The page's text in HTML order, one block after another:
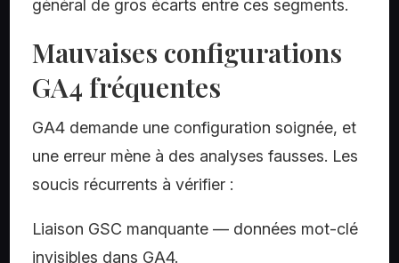
général de gros écarts entre ces segments.
Mauvaises configurations
GA4 fréquentes
GA4 demande une configuration soignée, et
une erreur mène à des analyses fausses. Les
soucis récurrents à vérifier :
Liaison GSC manquante — données mot-clé
invisibles dans GA4.